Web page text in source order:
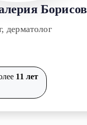
дерматолог
11 лет